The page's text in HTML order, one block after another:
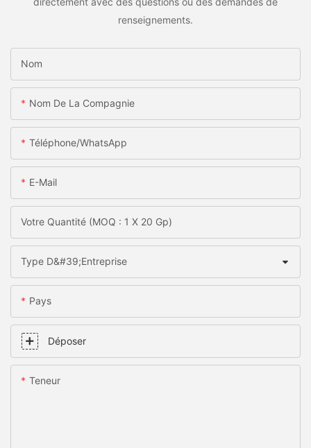
renseignements.
Nom
Nom De La Compagnie
Téléphone/WhatsApp
E-Mail
Votre Quantité (MOQ : 1 X 20 Gp)
Type D&#39;entreprise
Pays
Déposer
Teneur